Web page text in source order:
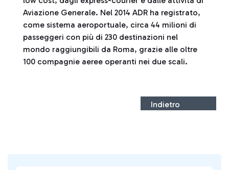
Aviazione Generale. Nel 2014 ADR ha registrato,
come sistema aeroportuale, circa 44 milioni di
passeggeri con più di 230 destinazioni nel
mondo raggiungibili da Roma, grazie alle oltre
100 compagnie aeree operanti nei due scali.
Indietro